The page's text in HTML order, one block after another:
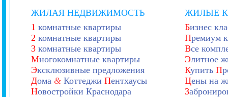
ЖИЛАЯ НЕДВИЖИМОСТЬ
1 комнатные квартиры
2 комнатные квартиры
3 комнатные квартиры
Многокомнатные квартиры
Эксклюзивные предложения
Дома& Коттеджи Пентхаусы
Новостройки Краснодара
ЖИЛЫЕ
Бизнес
Премиум
Все
Элитное
Купить П
Цены на
З